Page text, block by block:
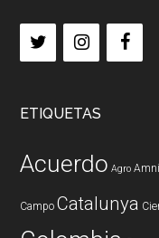
ETIQUETAS
Acuerdo Agro
Campo Catalunya